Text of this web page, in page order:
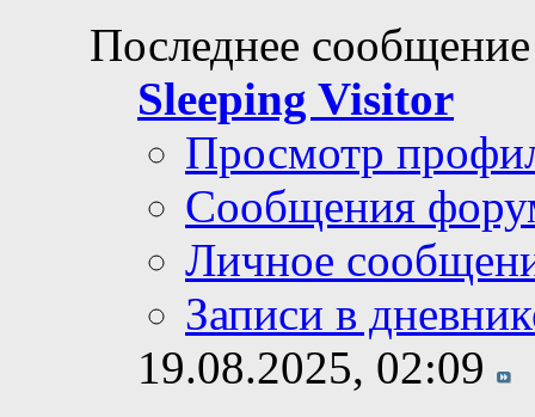
Последнее
Sleeping Visitor
Просмотр
Сообщения
Личное
Записи в
19.08.2025, 02:09